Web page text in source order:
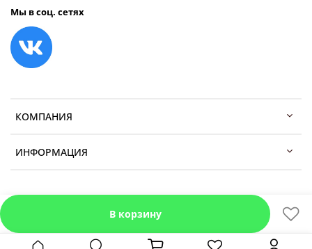
В корзину
КОМПАНИЯ
ИНФОРМАЦИЯ
Мы в соц. сетях